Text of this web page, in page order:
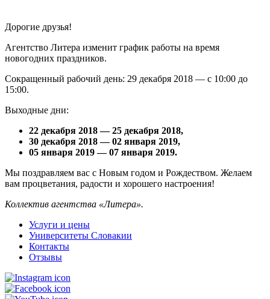
Дорогие друзья!
Агентство Литера изменит график работы на время
новогодних праздников.
Сокращенный рабочий день: 29 декабря 2018 — с 10:00 до
15:00.
Выходные дни:
22 декабря 2018 — 25 декабря 2018,
30 декабря 2018 — 02 января 2019,
05 января 2019 — 07 января 2019.
Мы поздравляем вас с Новым годом и Рождеством. Желаем
вам процветания, радости и хорошего настроения!
Коллектив агентства «Литера».
Услуги и цены
Университеты Словакии
Контакты
Отзывы